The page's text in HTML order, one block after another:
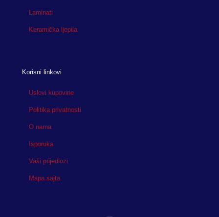
Laminati
Keramička ljepila
Korisni linkovi
Uslovi kupovine
Politika privatnosti
O nama
Isporuka
Vaši prijedlozi
Mapa sajta